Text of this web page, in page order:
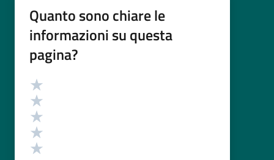
Quanto sono chiare le
informazioni su questa
pagina?
Valutazione